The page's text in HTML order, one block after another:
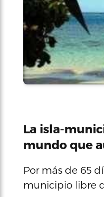
La isla-
mundo que
Por más de 65
municipio libre